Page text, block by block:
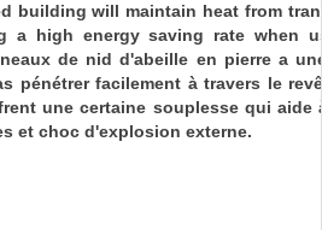
building will maintain heat from
a high energy saving rate when
de nid d'abeille en pierre a
pénétrer facilement à travers le
une certaine souplesse qui
et choc d'explosion externe.